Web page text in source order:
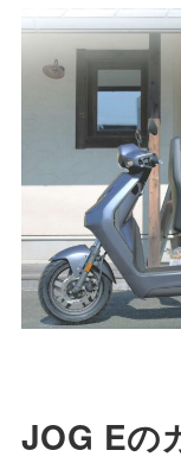
JOG Eの